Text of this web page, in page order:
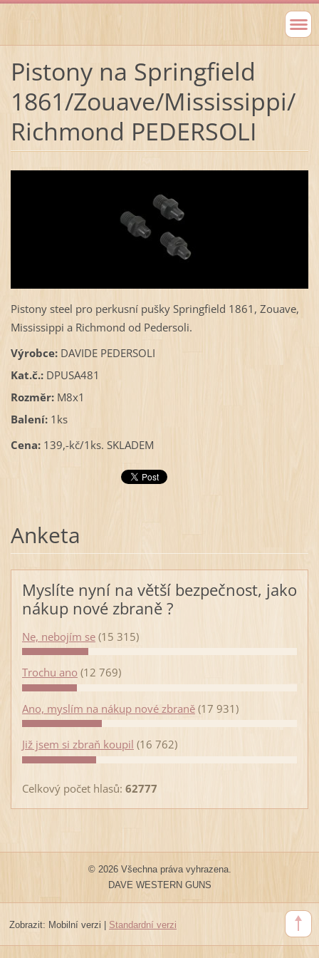
Pistony na Springfield
1861/Zouave/Mississippi/
Richmond PEDERSOLI
Pistony steel pro perkusní pušky Springfield 1861, Zouave,
Mississippi a Richmond od Pedersoli.
Výrobce:DAVIDE PEDERSOLI
Kat.č.:DPUSA481
Rozměr:M8x1
Balení:1ks
Cena:139,-kč/1ks. SKLADEM
Anketa
Myslíte nyní na větší bezpečnost, jako
nákup nové zbraně ?
Ne, nebojím se (15 315)
Trochu ano (12 769)
Ano, myslím na nákup nové zbraně (17 931)
Již jsem si zbraň koupil (16 762)
Celkový počet hlasů: 62777
© 2026 Všechna práva vyhrazena.
DAVE WESTERN GUNS
Zobrazit: Mobilní verzi | Standardní verzi